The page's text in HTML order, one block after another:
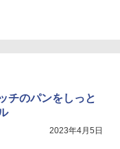
チのパンをしっと
2023年4月5日